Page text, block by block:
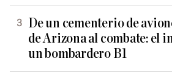
De un cementerio de
de Arizona al combate: el
un bombardero B1